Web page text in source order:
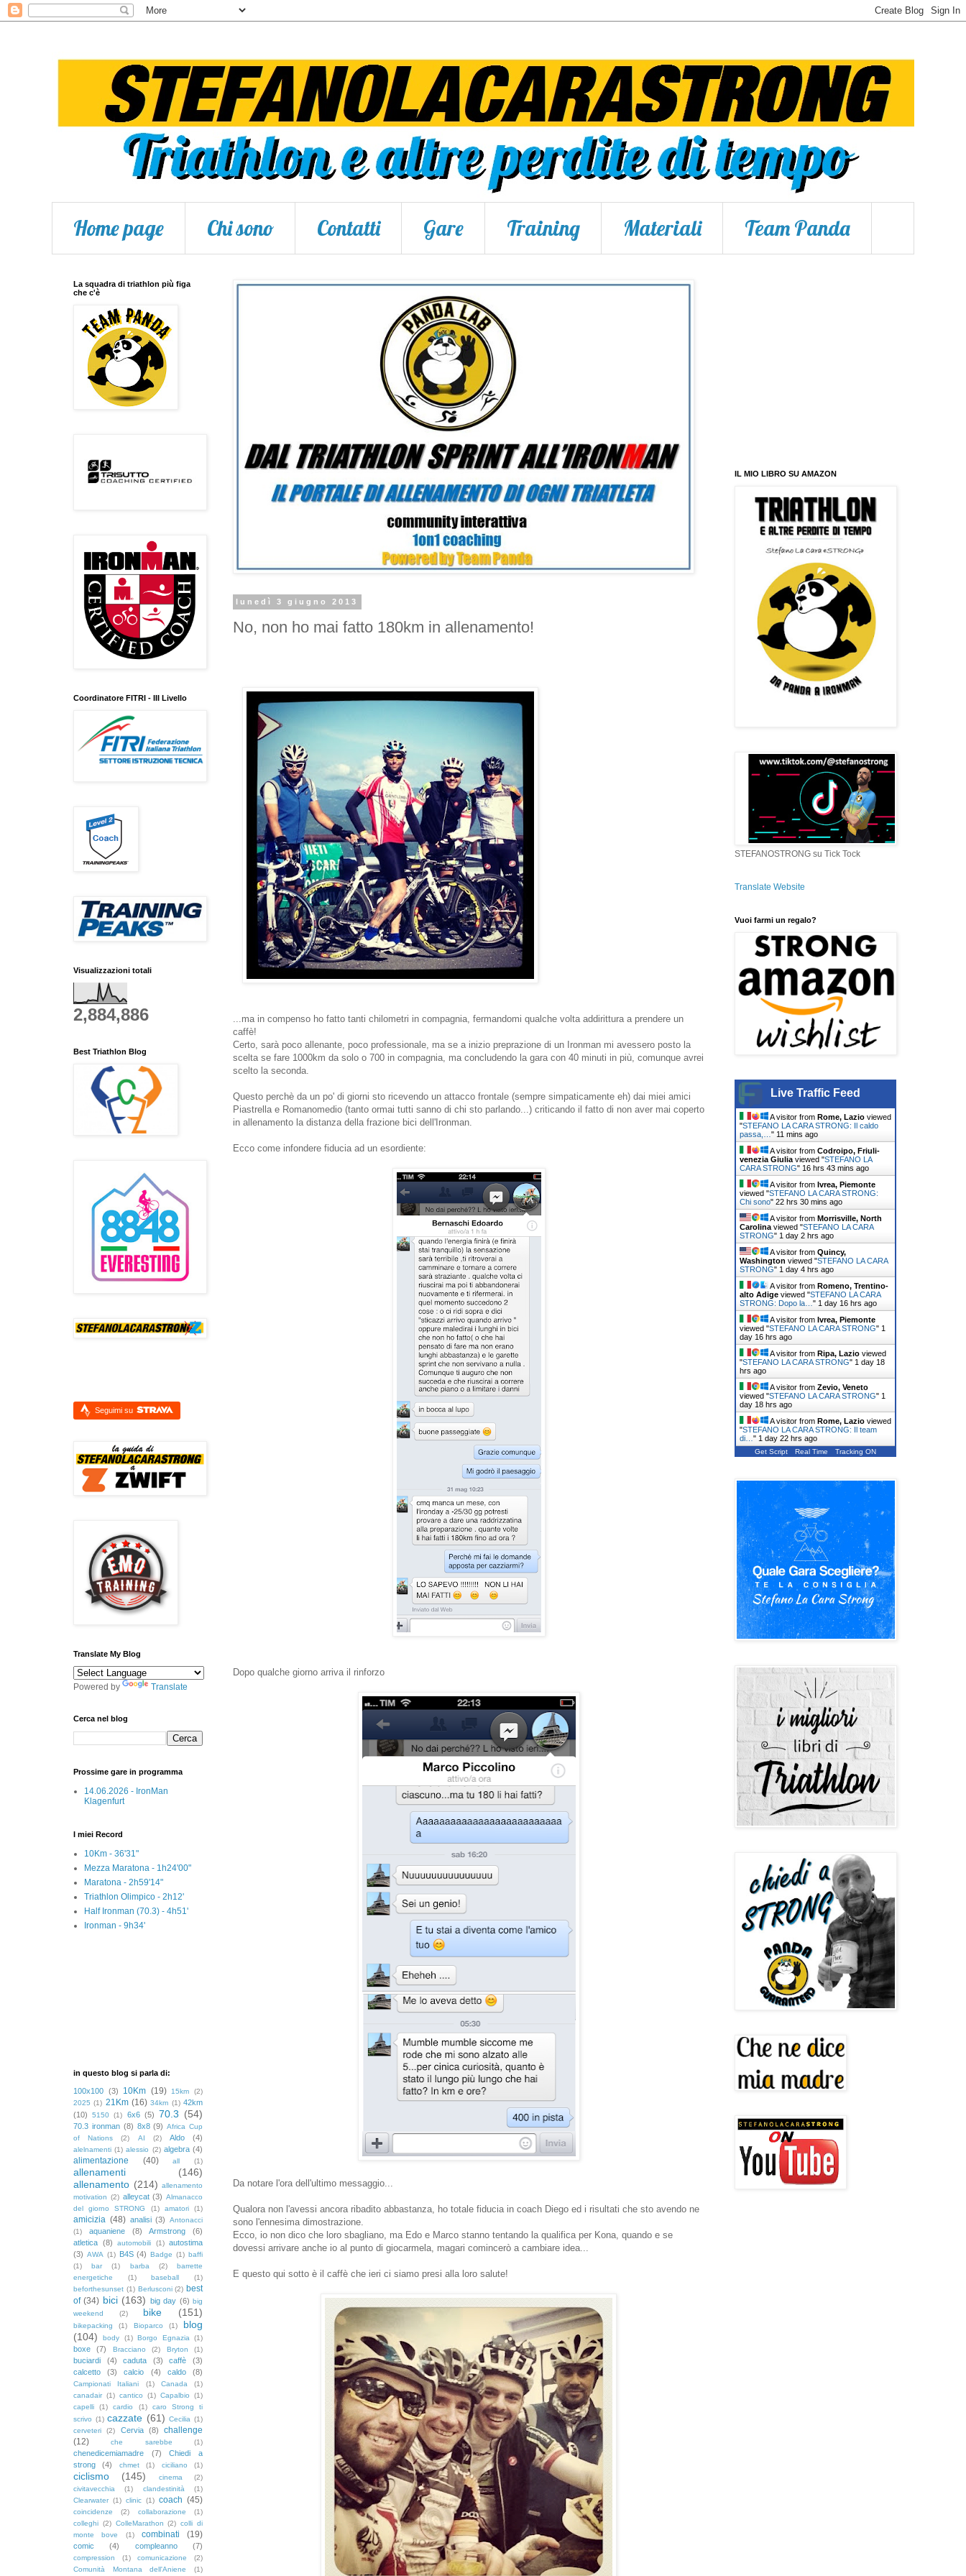
Home page Chi sono Contatti Gare Training Materiali Team Panda
lunedì 3 giugno 2013
No, non ho mai fatto 180km in allenamento!
...ma in compenso ho fatto tanti chilometri in compagnia, fermandomi qualche volta addirittura a prendere un
caffè!
Certo, sarà poco allenante, poco professionale, ma se a inizio preprazione di un Ironman mi avessero posto la
scelta se fare 1000km da solo o 700 in compagnia, ma concludendo la gara con 40 minuti in più, comunque avrei
scelto la seconda.
Questo perchè da un po' di giorni sto ricevendo un attacco frontale (sempre simpaticamente eh) dai miei amici
Piastrella e Romanomedio (tanto ormai tutti sanno di chi sto parlando...) criticando il fatto di non aver mai coperto
in allenamento la distanza della frazione bici dell'Ironman.
Ecco come infondere fiducia ad un esordiente:
Dopo qualche giorno arriva il rinforzo
Da notare l'ora dell'ultimo messaggio...
Qualora non l'avessi ancora ribadito abbastanza, ho totale fiducia in coach Diego ed i risultati che sto avendo ne
sono l'ennesima dimostrazione.
Ecco, io non dico che loro sbagliano, ma Edo e Marco stanno tentando la qualifica per Kona, quando e se
dovessi arrivare anche io al punto di giocarmela, magari comincerò a cambiare idea...
E questo qui sotto è il caffè che ieri ci siamo presi alla loro salute!
La squadra di triathlon più figa
che c'è
Coordinatore FITRI - III Livello
Visualizzazioni totali
2,884,886
Best Triathlon Blog
Seguimi su
Translate My Blog
Powered by Translate
Cerca nel blog
Prossime gare in programma
14.06.2026 - IronMan
Klagenfurt
I miei Record
10Km - 36'31"
Mezza Maratona - 1h24'00"
Maratona - 2h59'14"
Triathlon Olimpico - 2h12'
Half Ironman (70.3) - 4h51'
Ironman - 9h34'
in questo blog si parla di:
100x100 (3) 10Km (19) 15km
(2)
2025 (1) 21Km (16) 34km (1) 42km
(10)
5150 (1) 6x6 (5) 70.3 (54)
70.3 ironman (8) 8x8 (9) Africa Cup
of Nations
(2) AI (2) Aldo (4)
alelnamenti (1) alessio (2) algebra (4)
alimentazione (40) all (1)
allenamenti
(146)
allenamento (214) allenamento
motivation (2) alleycat (3) Almanacco
del giorno STRONG
(1) amatori (1)
amicizia (48) analisi (3)
Antonacci
(1)
aquaniene (8) Armstrong
(6)
atletica (8) automobili (1) autostima
(3) AWA (1) B4S (4) Badge (1) baffi
(1)
bar (1) barba (2)
barrette
energetiche
(1) baseball
(1)
beforthesunset (1) Berlusconi (2) best
of (34) bici (163) big day (6) big
weekend
(2) bike (151)
bikepacking (1) Bioparco (1)
blog
(104)
body (1) Borgo Egnazia (1)
boxe (7) Bracciano (2) Bryton (1)
buciardi (4) caduta (3) caffè
(3)
calcetto
(3) calcio (4) caldo (8)
Campionati Italiani (1) Canada
(1)
canadair (1) cantico (1) Capalbio
(1)
capelli
(1) cardio (1)
caro Strong ti
scrivo (1) cazzate (61) Cecilia (1)
cerveteri
(2) Cervia (8)
challenge
(12)
che sarebbe (1)
chenedicemiamadre (7)
Chiedi a
strong
(4) chmet (1) ciciliano (1)
ciclismo (145) cinema
(2)
civitavecchia
(1) clandestinità
(1)
Clearwater (1) clinic (1) coach (45)
coincidenze (2) collaborazione
(1)
colleghi (2) ColleMarathon (2) colli di
monte bove
(1) combinati (19)
comic (4) compleanno (7)
compression (1) comunicazione
(2)
Comunità Montana dell'Aniene
(1)
IL MIO LIBRO SU AMAZON
STEFANOSTRONG su Tick Tock
Translate Website
Vuoi farmi un regalo?
Live Traffic Feed
A visitor from Rome, Lazio viewed
"STEFANO LA CARA STRONG: Il caldo
passa,… " 11 mins ago
A visitor from Codroipo, Friuli-
venezia Giulia viewed "STEFANO LA
CARA STRONG" 16 hrs 43 mins ago
A visitor from Ivrea, Piemonte
viewed "STEFANO LA CARA STRONG:
Chi sono" 22 hrs 30 mins ago
A visitor from Morrisville, North
Carolina viewed "STEFANO LA CARA
STRONG" 1 day 2 hrs ago
A visitor from Quincy,
Washington viewed "STEFANO LA CARA
STRONG" 1 day 4 hrs ago
A visitor from Romeno, Trentino-
alto Adige viewed "STEFANO LA CARA
STRONG: Dopo la… " 1 day 16 hrs ago
A visitor from Ivrea, Piemonte
viewed "STEFANO LA CARA STRONG" 1
day 16 hrs ago
A visitor from Ripa, Lazio viewed
"STEFANO LA CARA STRONG" 1 day 18
hrs ago
A visitor from Zevio, Veneto
viewed "STEFANO LA CARA STRONG" 1
day 18 hrs ago
A visitor from Rome, Lazio viewed
"STEFANO LA CARA STRONG: Il team
di… " 1 day 22 hrs ago
Get Script Real Time Tracking ON